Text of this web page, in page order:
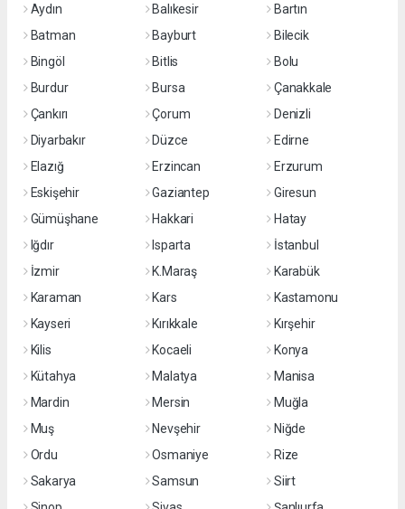
Aydın
Balıkesir
Bartın
Batman
Bayburt
Bilecik
Bingöl
Bitlis
Bolu
Burdur
Bursa
Çanakkale
Çankırı
Çorum
Denizli
Diyarbakır
Düzce
Edirne
Elazığ
Erzincan
Erzurum
Eskişehir
Gaziantep
Giresun
Gümüşhane
Hakkari
Hatay
Iğdır
Isparta
İstanbul
İzmir
K.Maraş
Karabük
Karaman
Kars
Kastamonu
Kayseri
Kırıkkale
Kırşehir
Kilis
Kocaeli
Konya
Kütahya
Malatya
Manisa
Mardin
Mersin
Muğla
Muş
Nevşehir
Niğde
Ordu
Osmaniye
Rize
Sakarya
Samsun
Siirt